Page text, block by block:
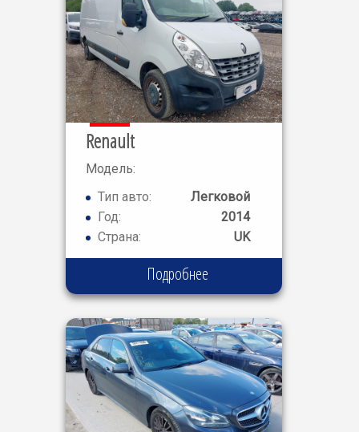
Renault
Модель:
MASTER
LM35DCI
Тип авто:
Легковой
Год:
2014
Страна:
UK
Подробнее